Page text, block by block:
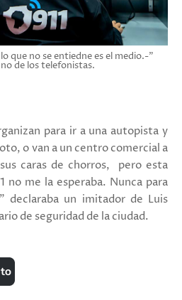
que no se entiedne es el medio.-"
de los telefonistas.
para ir a una autopista y
o van a un centro comercial a
caras de chorros, pero esta
no me la esperaba. Nunca para
declaraba un imitador de Luis
de seguridad de la ciudad.